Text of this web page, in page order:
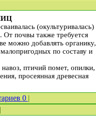
(окультуривалась)
От почвы также требуется
можно добавлять органику,
по составу и
птичий помет, опилки,
просеянная древесная
0 |
|